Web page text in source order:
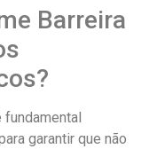
Barreira
garantir que não